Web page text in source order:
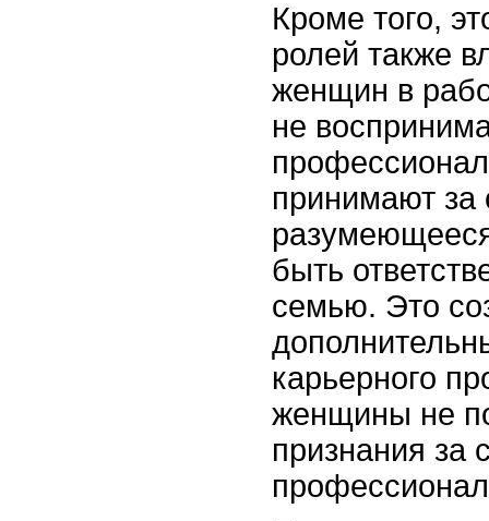
Кроме того,
ролей также
женщин в
не
принимают за
быть
семью. Это
карьерного
женщины не
признания за